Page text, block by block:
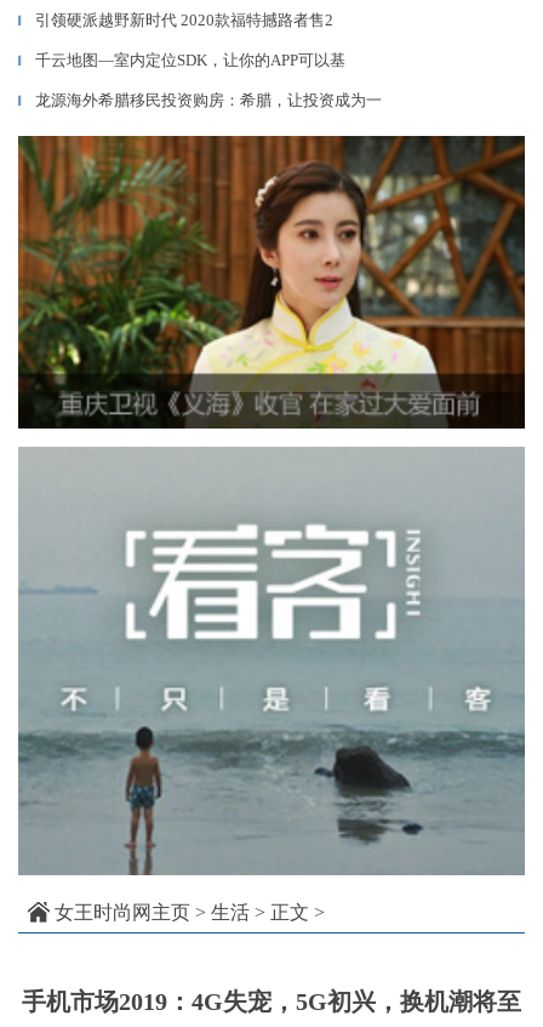
▎ 引领硬派越野新时代 2020款福特撼路者售2
▎ 千云地图—室内定位SDK，让你的APP可以基
▎ 龙源海外希腊移民投资购房：希腊，让投资成为一
女王时尚网主页 > 生活 > 正文 >
手机市场2019：4G失宠，5G初兴，换机潮将至